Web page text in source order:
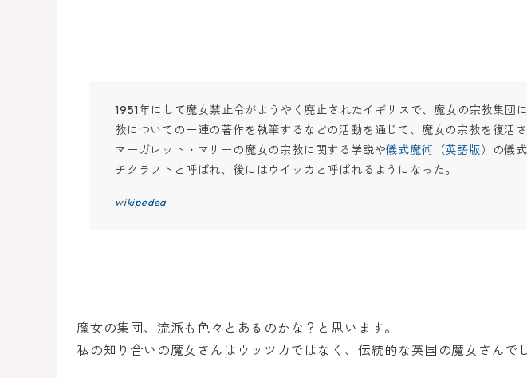
1951年にして魔女禁止令がようやく廃止されたイギリスで、魔女の宗教集
教についての一連の著作を執筆するなどの活動を通じて、魔女の宗教を復
マーガレット・マリーの魔女の宗教に関する学説や儀式魔術 （英語版）の儀
チクラフトと呼ばれ、後にはウイッカと呼ばれるようになった。
wikipedea
魔女の集団、流派も色々とあるのかな？と思います。
私の知り合いの魔女さんはウッツカではなく、伝統的な英国の魔女さんで